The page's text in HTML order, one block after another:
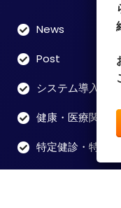
News
Post
システム導入
健康・医療関連
特定健診・特定保